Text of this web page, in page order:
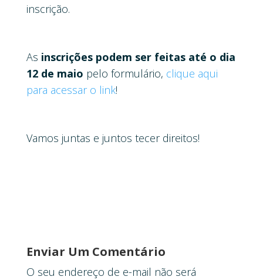
inscrição.
As inscrições podem ser feitas até o dia
12 de maio pelo formulário, clique aqui
para acessar o link!
Vamos juntas e juntos tecer direitos!
Enviar Um Comentário
O seu endereço de e-mail não será